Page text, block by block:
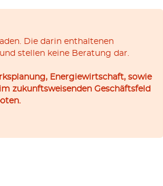
Die darin enthaltenen
stellen keine Beratung dar.
Energiewirtschaft, sowie
zukunftsweisenden Geschäftsfeld